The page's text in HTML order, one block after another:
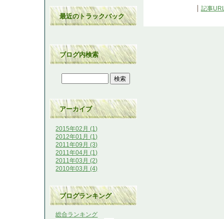
記事
最近のトラックバック
ブログ内検索
アーカイブ
2015年02月 (1)
2012年01月 (1)
2011年09月 (3)
2011年04月 (1)
2011年03月 (2)
2010年03月 (4)
ブログランキング
総合ランキング